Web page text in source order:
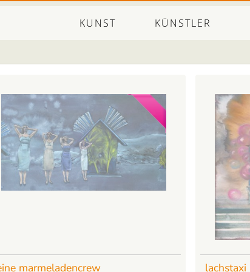
KUNST KÜNSTLER
marmeladencrew lachstaxi